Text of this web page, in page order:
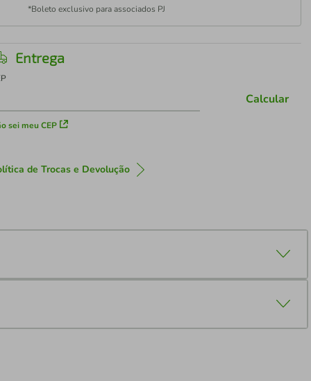
*Boleto exclusivo para associados PJ
Entrega
sei meu CEP
Calcular
de Trocas e Devolução